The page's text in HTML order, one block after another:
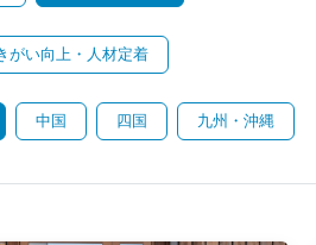
がい向上・人材定着
中国 四国 九州・沖縄